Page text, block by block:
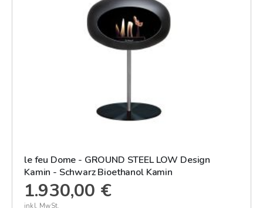
le feu Dome - GROUND STEEL LOW Design
Kamin - Schwarz Bioethanol Kamin
1.930,00 €